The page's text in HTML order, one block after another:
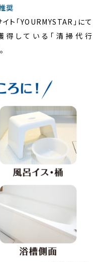
奨
ト「YOURMYSTAR」にて
している「清掃代行